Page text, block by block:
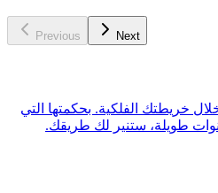
Previous Next
خريطتك الفلكية. بحكمتها التي
طويلة، ستنير لك طريقك.